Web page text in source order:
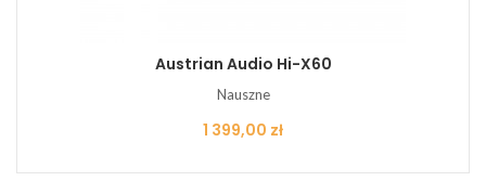
Austrian Audio Hi-X60
Nauszne
Cena
1 399,00 zł